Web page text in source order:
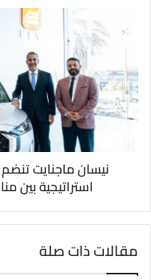
نيسان ماجنايت
استراتيجية بين
مقالات ذات صلة